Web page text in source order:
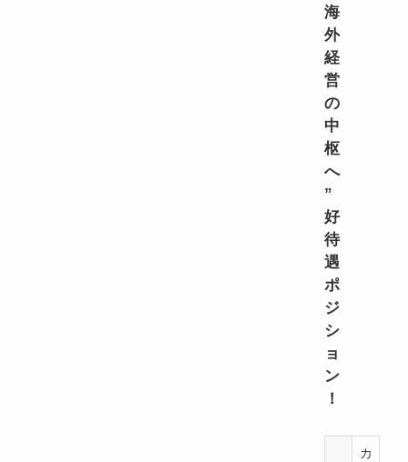
海
外
経
営
の
中
枢
へ
”
好
待
遇
ポ
ジ
シ
ョ
ン
！
カ